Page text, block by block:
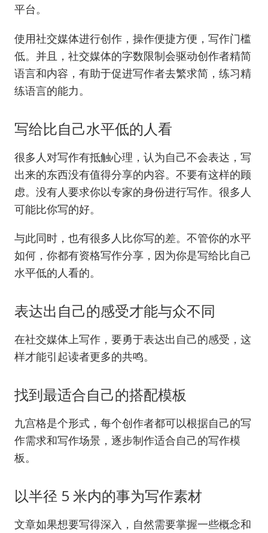
平台。
使用社交媒体进行创作，操作便捷方便，写作门槛
低。并且，社交媒体的字数限制会驱动创作者精简
语言和内容，有助于促进写作者去繁求简，练习精
练语言的能力。
写给比自己水平低的人看
很多人对写作有抵触心理，认为自己不会表达，写
出来的东西没有值得分享的内容。不要有这样的顾
虑。没有人要求你以专家的身份进行写作。很多人
可能比你写的好。
与此同时，也有很多人比你写的差。不管你的水平
如何，你都有资格写作分享，因为你是写给比自己
水平低的人看的。
表达出自己的感受才能与众不同
在社交媒体上写作，要勇于表达出自己的感受，这
样才能引起读者更多的共鸣。
找到最适合自己的搭配模板
九宫格是个形式，每个创作者都可以根据自己的写
作需求和写作场景，逐步制作适合自己的写作模
板。
以半径 5 米内的事为写作素材
文章如果想要写得深入，自然需要掌握一些概念和